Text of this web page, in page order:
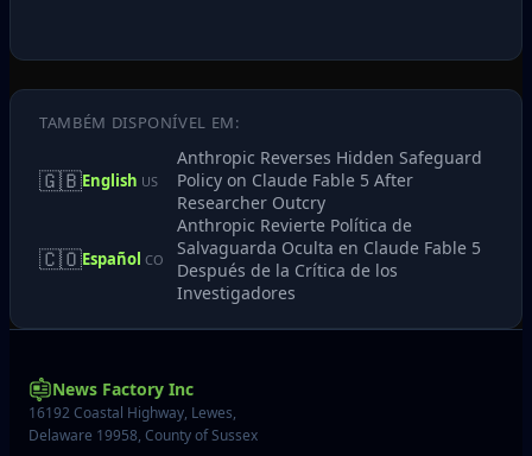
TAMBÉM DISPONÍVEL EM:
🇬🇧English US
Anthropic Reverses Hidden Safeguard
Policy on Claude Fable 5 After
Researcher Outcry
🇨🇴Español CO
Anthropic Revierte Política de
Salvaguarda Oculta en Claude Fable 5
Después de la Crítica de los
Investigadores
News Factory Inc
16192 Coastal Highway, Lewes,
Delaware 19958, County of Sussex